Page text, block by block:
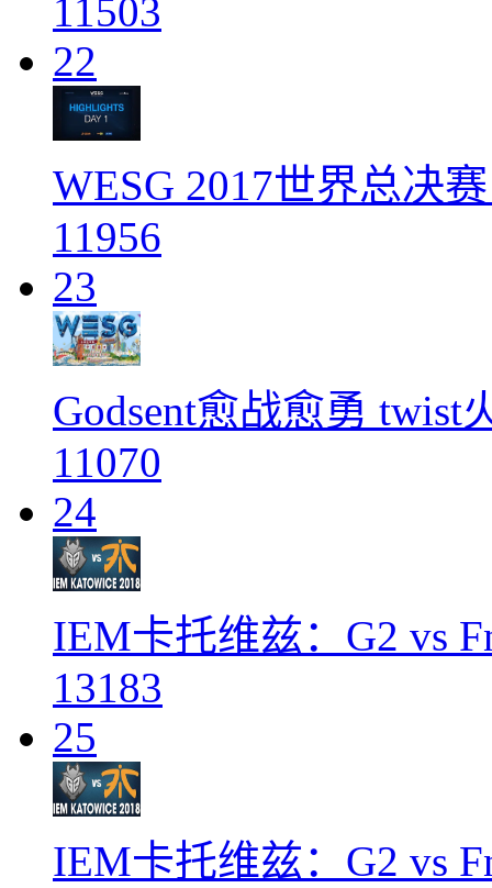
11503
22
WESG 2017世界总决
11956
23
Godsent愈战愈勇 twist
11070
24
IEM卡托维兹：G2 vs
13183
25
IEM卡托维兹：G2 vs